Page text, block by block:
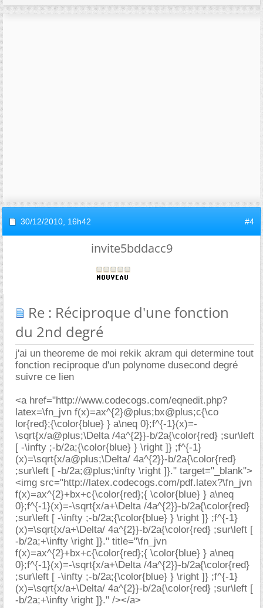
30/12/2010, 16h42 #4
invite5bddacc9
Re : Réciproque d'une fonction
du 2nd degré
j'ai un theoreme de moi rekik akram qui determine tout
fonction reciproque d'un polynome dusecond degré
suivre ce lien
<a href="http://www.codecogs.com/eqnedit.php?
latex=\fn_jvn f(x)=ax^{2}@plus;bx@plus;c{\co
lor{red};{\color{blue} } a\neq 0};f^{-1}(x)=-
\sqrt{x/a@plus;\Delta /4a^{2}}-b/2a{\color{red} ;sur\left
[ -\infty ;-b/2a;{\color{blue} } \right ]} ;f^{-1}
(x)=\sqrt{x/a@plus;\Delta/ 4a^{2}}-b/2a{\color{red}
;sur\left [ -b/2a;@plus;\infty \right ]}." target="_blank">
<img src="http://latex.codecogs.com/pdf.latex?\fn_jvn
f(x)=ax^{2}+bx+c{\color{red};{ \color{blue} } a\neq
0};f^{-1}(x)=-\sqrt{x/a+\Delta /4a^{2}}-b/2a{\color{red}
;sur\left [ -\infty ;-b/2a;{\color{blue} } \right ]} ;f^{-1}
(x)=\sqrt{x/a+\Delta/ 4a^{2}}-b/2a{\color{red} ;sur\left [
-b/2a;+\infty \right ]}." title="\fn_jvn
f(x)=ax^{2}+bx+c{\color{red};{ \color{blue} } a\neq
0};f^{-1}(x)=-\sqrt{x/a+\Delta /4a^{2}}-b/2a{\color{red}
;sur\left [ -\infty ;-b/2a;{\color{blue} } \right ]} ;f^{-1}
(x)=\sqrt{x/a+\Delta/ 4a^{2}}-b/2a{\color{red} ;sur\left [
-b/2a;+\infty \right ]}." /></a>